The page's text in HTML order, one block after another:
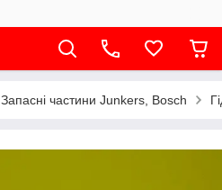
Запасні частини Junkers, Bosch